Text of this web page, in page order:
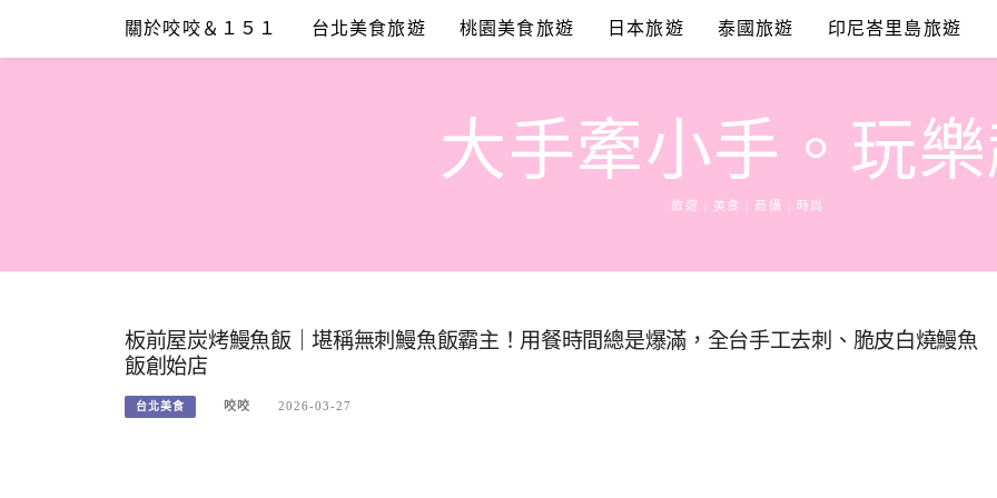
content
關於咬咬＆１５１ 台北美食旅遊 桃園美食旅遊 日本旅遊 泰國旅遊 印尼峇里島旅遊
大手牽小手。玩
旅遊 | 美食 | 商攝 | 時尚
板前屋炭烤鰻魚飯｜堪稱無刺鰻魚飯霸主！用餐時間總是爆滿，全台手工去刺、脆皮白燒鰻魚
飯創始店
台北美食 咬咬 2026-03-27